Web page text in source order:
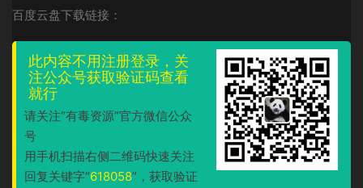
百度云盘下载链接：
此内容不用注册登录，关
注公众号获取验证码查看
就行
请关注“有毒资源”官方微信公众
号
用手机扫描右侧二维码快速关注
回复关键字“618058”，获取验证